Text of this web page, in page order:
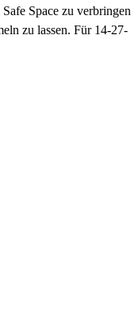
Space zu verbringen
zu lassen. Für 14-27-